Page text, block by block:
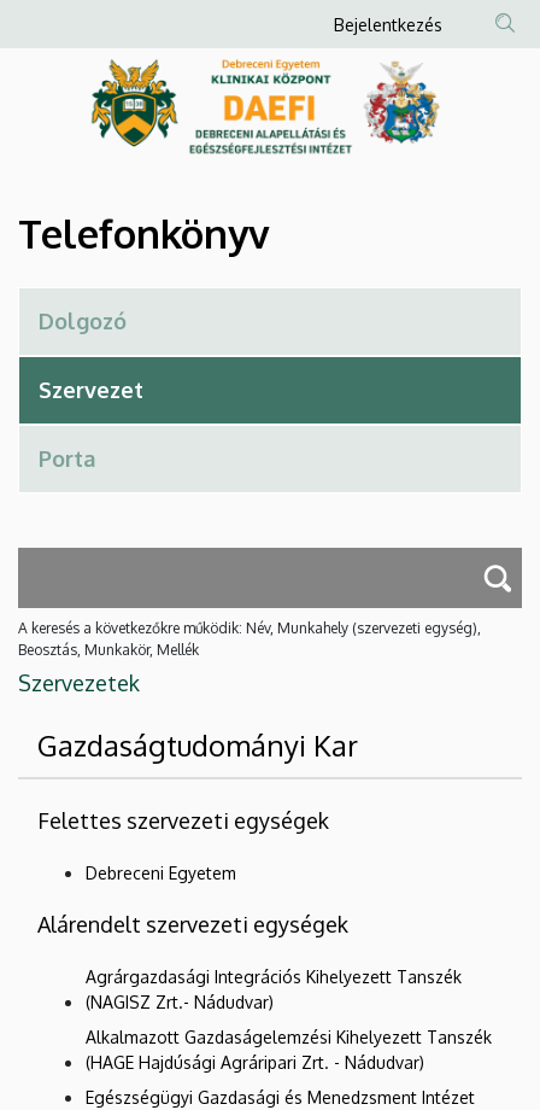
Debreceni
és
Egészségfejlesztési
Intézet
a
Anonim
Felhasználói
fiók
menüje
Bejelentkezés
Telefonkönyv
A keresés a következőkre működik: Név, Munkahely (szervezeti egység),
Beosztás, Munkakör, Mellék
Szervezetek
Gazdaságtudományi Kar
Felettes szervezeti egységek
Debreceni Egyetem
Alárendelt szervezeti egységek
Agrárgazdasági Integrációs Kihelyezett Tanszék
(NAGISZ Zrt.- Nádudvar)
Alkalmazott Gazdaságelemzési Kihelyezett Tanszék
(HAGE Hajdúsági Agráripari Zrt. - Nádudvar)
Egészségügyi Gazdasági és Menedzsment Intézet